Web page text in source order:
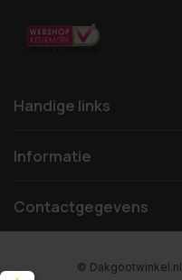
Handige links
Informatie
Contactgegevens
© Dakgootwinkel.nl